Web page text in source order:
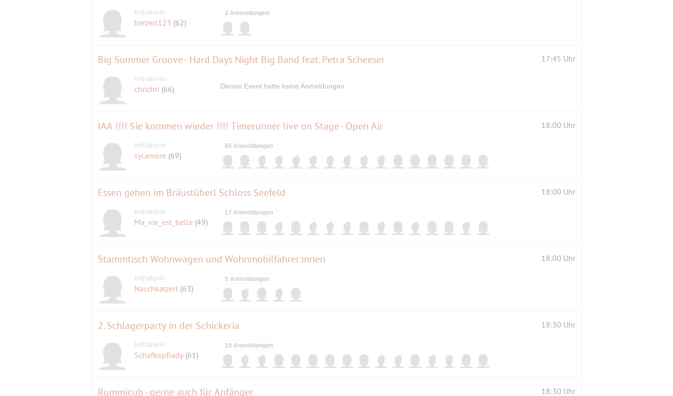
Initiatorin
herzerl123 (62)
2 Anmeldungen
Big Summer Groove - Hard Days Night Big Band feat. Petra Scheeser 17:45 Uhr
Initiatorin
chrichri (66) Dieses Event hatte keine Anmeldungen
JAA !!!! Sie kommen wieder !!!! Timerunner live on Stage - Open Air 18:00 Uhr
Initiatorin
sycamore (69)
65 Anmeldungen
Essen gehen im Bräustüberl Schloss Seefeld 18:00 Uhr
Initiatorin
Ma_vie_est_belle (49)
17 Anmeldungen
Stammtisch Wohnwagen und Wohnmobilfahrer:innen 18:00 Uhr
Initiatorin
Naschkatzerl (63)
5 Anmeldungen
2. Schlagerparty in der Schickeria 18:30 Uhr
Initiatorin
Schafkopflady (61)
19 Anmeldungen
Rummicub - gerne auch für Anfänger 18:30 Uhr